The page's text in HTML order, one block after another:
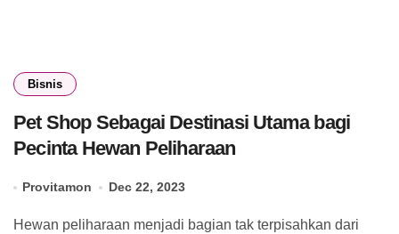
Bisnis
Pet Shop Sebagai Destinasi Utama bagi
Pecinta Hewan Peliharaan
Provitamon Dec 22, 2023
Hewan peliharaan menjadi bagian tak terpisahkan dari